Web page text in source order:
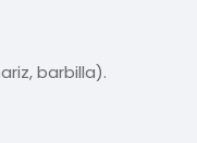
barbilla).